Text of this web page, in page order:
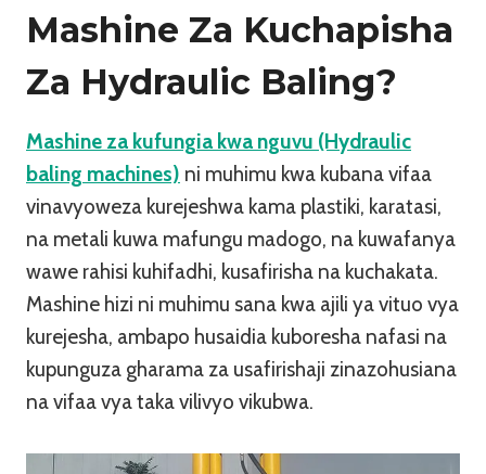
Mashine Za Kuchapisha
Za Hydraulic Baling?
Mashine za kufungia kwa nguvu (Hydraulic
baling machines) ni muhimu kwa kubana vifaa
vinavyoweza kurejeshwa kama plastiki, karatasi,
na metali kuwa mafungu madogo, na kuwafanya
wawe rahisi kuhifadhi, kusafirisha na kuchakata.
Mashine hizi ni muhimu sana kwa ajili ya vituo vya
kurejesha, ambapo husaidia kuboresha nafasi na
kupunguza gharama za usafirishaji zinazohusiana
na vifaa vya taka vilivyo vikubwa.